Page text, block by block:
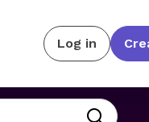
Log in